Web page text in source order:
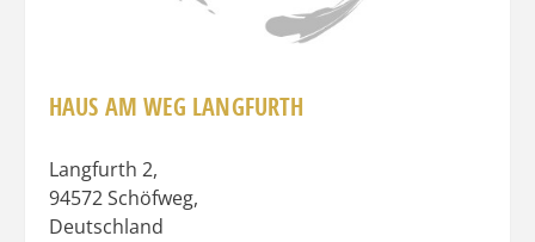
HAUS AM WEG LANGFURTH
Langfurth 2,
94572Schöfweg,
Deutschland